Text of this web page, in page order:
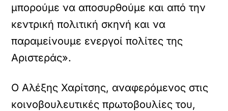
μπορούμε να αποσυρθούμε και από την
κεντρική πολιτική σκηνή και να
παραμείνουμε ενεργοί πολίτες της
Αριστεράς».
Ο Αλέξης Χαρίτσης, αναφερόμενος στις
κοινοβουλευτικές πρωτοβουλίες του,